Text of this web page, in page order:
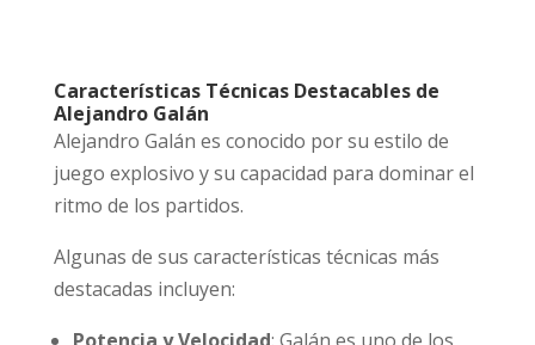
Características Técnicas Destacables de
Alejandro Galán
Alejandro Galán es conocido por su estilo de
juego explosivo y su capacidad para dominar el
ritmo de los partidos.
Algunas de sus características técnicas más
destacadas incluyen:
Potencia y Velocidad: Galán es uno de los